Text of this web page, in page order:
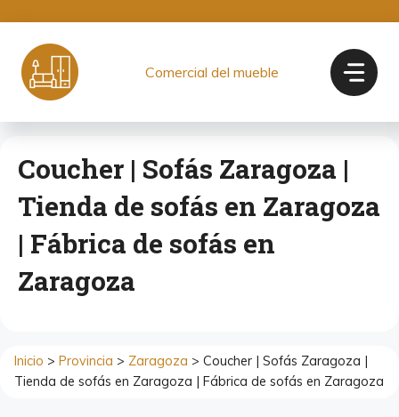
contenido
Comercial del mueble
Coucher | Sofás Zaragoza |
Tienda de sofás en Zaragoza
| Fábrica de sofás en
Zaragoza
Inicio > Provincia > Zaragoza > Coucher | Sofás Zaragoza |
Tienda de sofás en Zaragoza | Fábrica de sofás en Zaragoza